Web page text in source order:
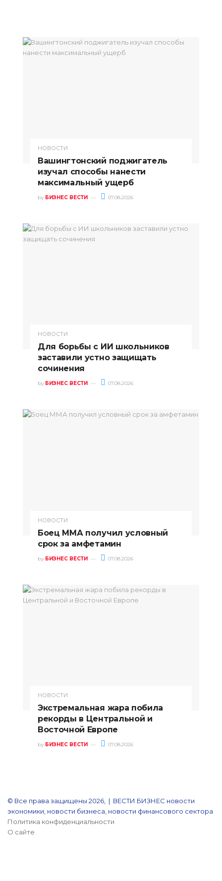
НОВОСТИ
Вашингтонский поджигатель
изучал способы нанести
максимальный ущерб
by БИЗНЕС ВЕСТИ 07.08.2026
НОВОСТИ
Для борьбы с ИИ школьников
заставили устно защищать
сочинения
by БИЗНЕС ВЕСТИ 07.08.2026
НОВОСТИ
Боец ММА получил условный
срок за амфетамин
by БИЗНЕС ВЕСТИ 07.08.2026
НОВОСТИ
Экстремальная жара побила
рекорды в Центральной и
Восточной Европе
by БИЗНЕС ВЕСТИ 07.08.2026
© Все права защищены 2026, | ВЕСТИ БИЗНЕС новости
экономики, новости бизнеса, новости финансового сектора
Политика конфиденциальности
О сайте